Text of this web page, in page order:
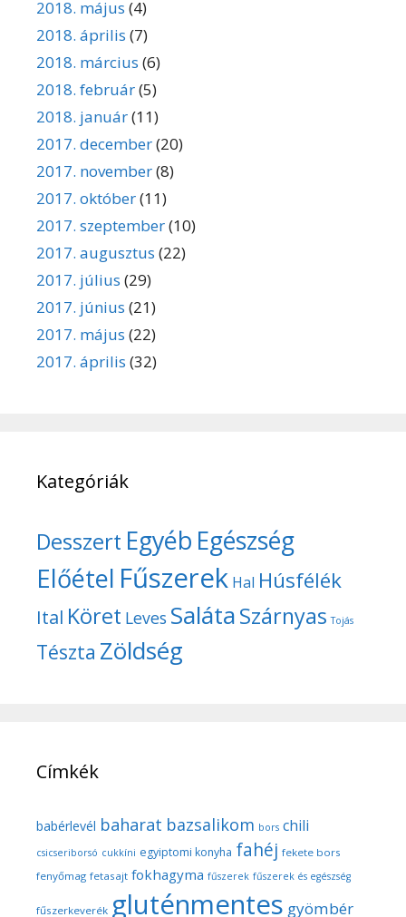
2018. május (4)
2018. április (7)
2018. március (6)
2018. február(5)
2018. január(11)
2017. december(20)
2017. november(8)
2017. október(11)
2017. szeptember(10)
2017. augusztus (22)
2017. július (29)
2017. június (21)
2017. május (22)
2017. április (32)
Kategóriák
Desszert Egyéb Egészség
Előétel Fűszerek Hal Húsfélék
Ital Köret Leves SalátaSzárnyas Tojás
Tészta Zöldség
Címkék
babérlevél baharat bazsalikom bors chili
csicseriborsó cukkíni egyiptomi konyha fahéj fekete bors
fenyőmag fetasajt fokhagyma fűszerek fűszerek és egészség
fűszerkeverék gluténmentes gyömbér